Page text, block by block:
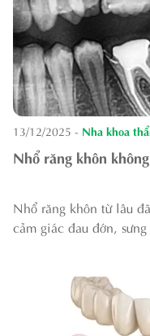
13/12/2025 - Nha khoa
Nhổ răng khôn
Nhổ răng khôn từ lâu
cảm giác đau đớn,